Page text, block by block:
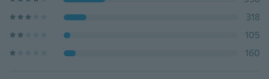
318
105
160